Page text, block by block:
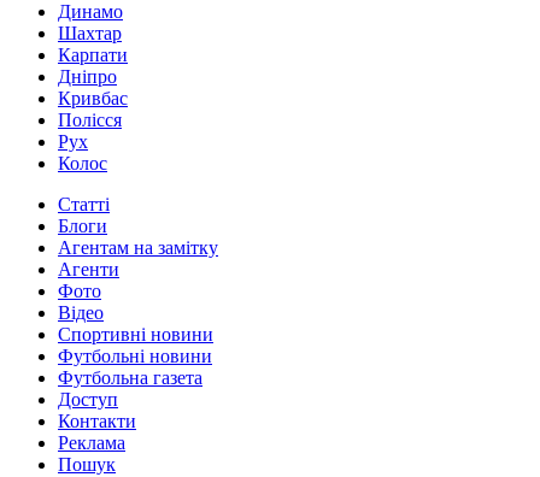
Динамо
Шахтар
Карпати
Дніпро
Кривбас
Полісся
Рух
Колос
Статті
Блоги
Агентам на замітку
Агенти
Фото
Відео
Спортивні новини
Футбольні новини
Футбольна газета
Доступ
Контакти
Реклама
Пошук